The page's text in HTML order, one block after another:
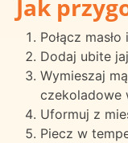
Jak
Połącz
Dodaj ubite
Wymieszaj
czekoladowe
Uformuj z
Piecz w